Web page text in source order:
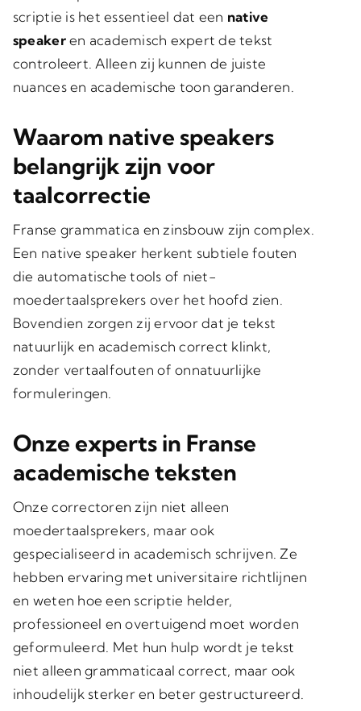
scriptie is het essentieel dat een native
speakeren academisch expert de tekst
controleert. Alleen zij kunnen de juiste
nuances en academische toon garanderen.
Waarom native speakers
belangrijk zijn voor
taalcorrectie
Franse grammatica en zinsbouw zijn complex.
Een native speaker herkent subtiele fouten
die automatische tools of niet-
moedertaalsprekers over het hoofd zien.
Bovendien zorgen zij ervoor dat je tekst
natuurlijk en academisch correct klinkt,
zonder vertaalfouten of onnatuurlijke
formuleringen.
Onze experts in Franse
academische teksten
Onze correctoren zijn niet alleen
moedertaalsprekers, maar ook
gespecialiseerd in academisch schrijven . Ze
hebben ervaring met universitaire richtlijnen
en weten hoe een scriptie helder,
professioneel en overtuigend moet worden
geformuleerd. Met hun hulp wordt je tekst
niet alleen grammaticaal correct, maar ook
inhoudelijk sterker en beter gestructureerd